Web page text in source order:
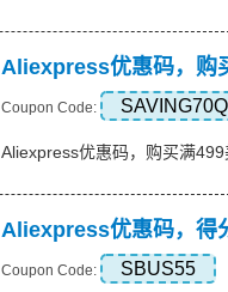
Aliexpress优惠码，购
Coupon Code: SAVING70Q
Aliexpress优惠码，购买满
Aliexpress优惠码，得
Coupon Code: SBUS55